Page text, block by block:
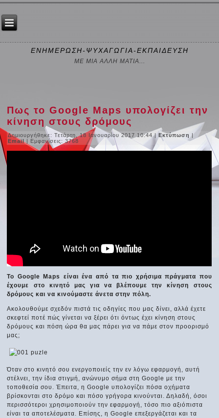
ΕΝΗΜΕΡΩΣΗ-ΨΥΧΑΓΩΓΙΑ-ΕΚΠΑΙΔΕΥΣΗ
ΜΕ ΜΙΑ ΑΛΛΗ ΜΑΤΙΑ...
Πως το Google Maps υπολογίζει την
κίνηση στους δρόμους
Δημιουργήθηκε: Τετάρτη, 18 Ιανουαρίου 2017 10:44|Εκτύπωση|
Email | Εμφανίσεις: 3768
To Google Maps είναι ένα από τα πιο χρήσιμα πράγματα που
έχουμε στο κινητό μας για να βλέπουμε την κίνηση στους
δρόμους και να κινούμαστε άνετα στην πόλη.
Ακολουθούμε σχεδόν πιστά τις οδηγίες που μας δίνει, αλλά έχετε
σκεφτεί ποτέ πώς γίνεται να ξέρει ότι όντως έχει κίνηση στους
δρόμους και πόση ώρα θα μας πάρει για να πάμε στον προορισμό
μας;
Όταν στο κινητό σου ενεργοποιείς την εν λόγω εφαρμογή, αυτή
στέλνει, την ίδια στιγμή, ανώνυμο σήμα στη Google με την
τοποθεσία σου. Έπειτα, η Google υπολογίζει πόσα οχήματα
βρίσκονται στο δρόμο και πόσο γρήγορα κινούνται. Δηλαδή, όσοι
περισσότεροι χρησιμοποιούν την εφαρμογή, τόσο πιο αξιόπιστα
είναι τα αποτελέσματα. Επίσης, η Google επεξεργάζεται και τα